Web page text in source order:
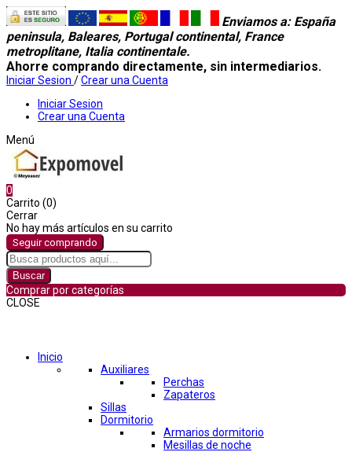
Enviamos a: España
peninsula, Baleares, Portugal continental, France
metroplitane, Italia continentale.
Ahorre comprando directamente, sin intermediarios.
Iniciar Sesion /Crear una Cuenta
Iniciar Sesion
Crear una Cuenta
Menú
0
Carrito (0)
Cerrar
No hay más artículos en su carrito
Seguir comprando
Buscar
Comprar por categorías
CLOSE
Inicio
Auxiliares
Perchas
Zapateros
Sillas
Dormitorio
Armarios dormitorio
Mesillas de noche